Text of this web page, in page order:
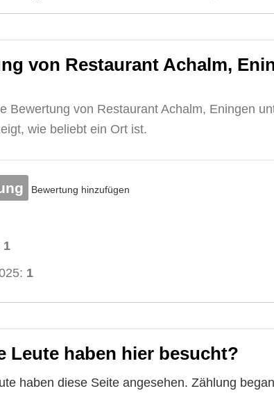
von Restaurant Achalm,
Bewertung von Restaurant Achalm, Eningen
wie beliebt ein Ort ist.
Bewertung hinzufügen
1
1
Leute haben hier besucht?
haben diese Seite angesehen. Zählung